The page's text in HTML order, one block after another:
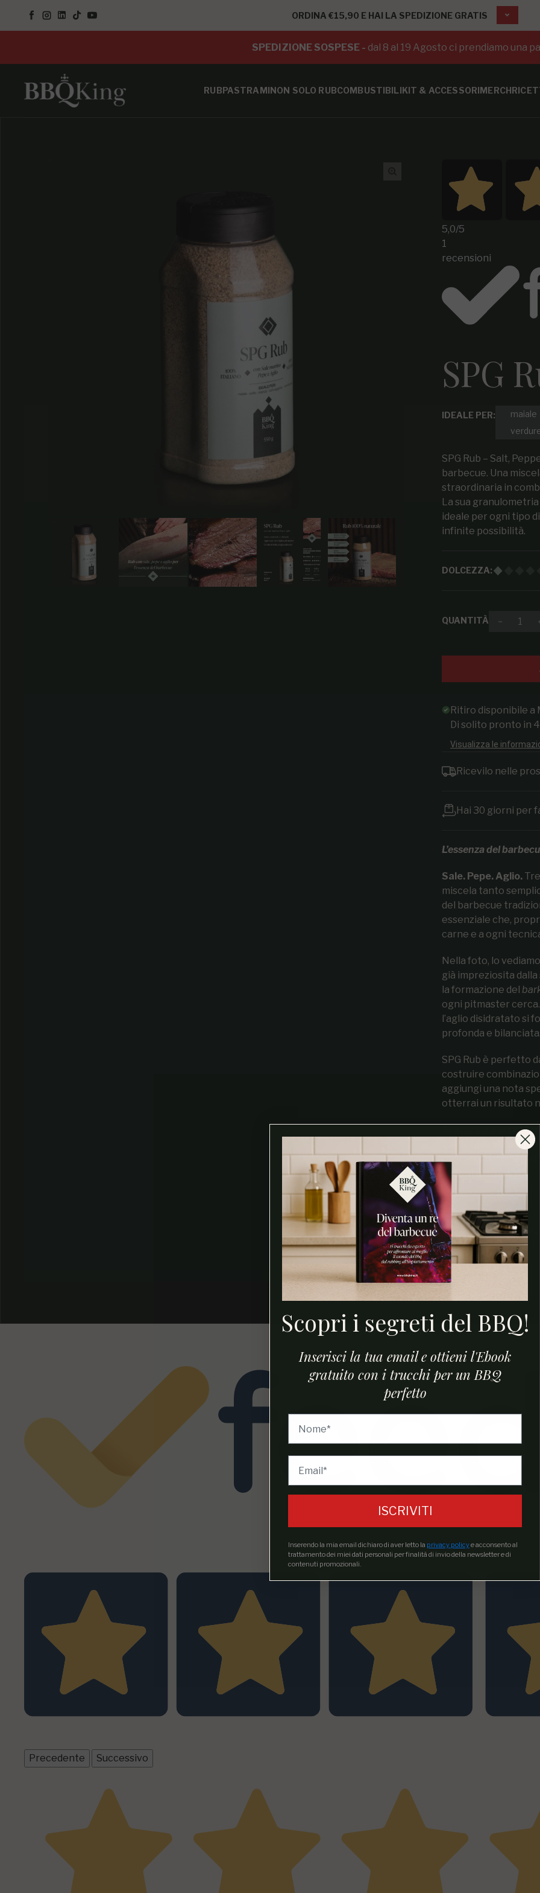
Facebook
Instagram
LinkedIn
TikTokYouTube
ORDINA €15,90 E HAI LA SPEDIZIONE GRATIS
SPEDIZIONE SOSPESE - dal 8 al 19 Agosto ci prendiamo una
RUBPASTRAMINON SOLO RUBCOMBUSTIBILIKIT & ACCESSORIMERCH
5,0/5
1
recensioni
SPG
IDEALE PER: maiale
SPG Rub – Salt,
barbecue. Una
straordinaria in
La sua
ideale per ogni tipo
infinite possibilità.
DOLCEZZA:
QUANTITÀ
Ritiro disponibile a
Di solito pronto in
Visualizza le
Ricevilo nelle
Hai 30 giorni per
L’essenza del
Sale. Pepe. Aglio.
miscela tanto
del barbecue
essenziale che,
carne e a ogni
Nella foto, lo
già impreziosita dalla
la formazione del
ogni pitmaster
l’aglio disidratato si
profonda e bilanciata.
SPG Rub è perfetto
costruire
aggiungi una nota
otterrai un risultato
indiretta e
compagno fidato per
autentico.
INGREDIENTI:
sale marino
Precedente
Successivo
Scopri i segreti del BBQ!
Inserisci la tua email e ottieni l'Ebook
gratuito con i trucchi per un BBQ
perfetto
ISCRIVITI
Inserendo la mia email dichiaro di aver letto la privacy policye acconsento al
trattamento dei miei dati personali per finalità di invio della newsletter e di
contenuti promozionali.